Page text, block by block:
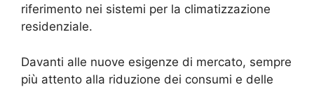
riferimento nei sistemi per la climatizzazione
residenziale.
Davanti alle nuove esigenze di mercato, sempre
più attento alla riduzione dei consumi e delle